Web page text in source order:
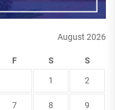
August 2026
F S S
1 2
7 8 9